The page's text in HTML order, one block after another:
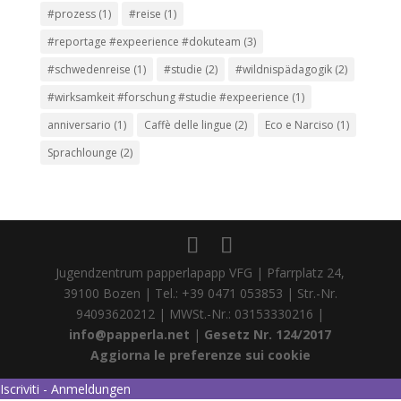
#prozess(1) #reise (1)
#reportage #expeerience #dokuteam (3)
#schwedenreise (1) #studie (2) #wildnispädagogik(2)
#wirksamkeit #forschung #studie #expeerience (1)
anniversario (1) Caffè delle lingue (2) Eco e Narciso (1)
Sprachlounge (2)
Jugendzentrum papperlapapp VFG | Pfarrplatz 24,
39100 Bozen | Tel.: +39 0471 053853 | Str.-Nr.
94093620212 | MWSt.-Nr.: 03153330216 |
info@papperla.net | Gesetz Nr. 124/2017
Aggiorna le preferenze sui cookie
Iscriviti - Anmeldungen